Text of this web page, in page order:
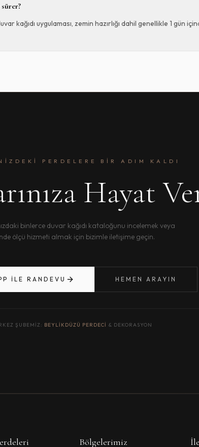
kağıdı uygulaması, zemin hazırlığı dahil genellikle 1 gün
PERDELERE BIR ADIM KALDI
Hayat
binlerce duvar kağıdı kataloğunu incelemek veya
ölçü hizmeti almak için bizimle iletişime geçin.
ILE RANDEVU HEMEN ARAYIN
ŞUBEMIZ: BEYLIKDÜZÜ PERDECI & DEKORASYON
Bölgelerimiz